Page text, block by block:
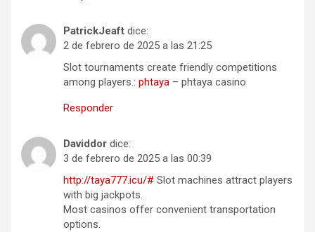
PatrickJeaft dice:
2 de febrero de 2025 a las 21:25
Slot tournaments create friendly competitions
among players.: phtaya – phtaya casino
Responder
Daviddor dice:
3 de febrero de 2025 a las 00:39
http://taya777.icu/# Slot machines attract players
with big jackpots.
Most casinos offer convenient transportation
options.